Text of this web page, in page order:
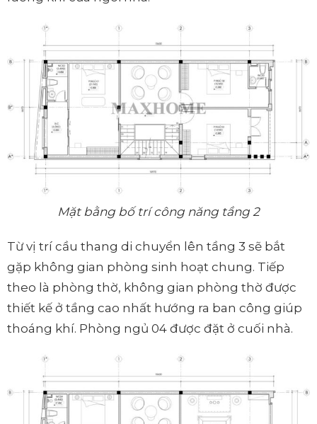
Mặt bằng bố trí công năng tầng 2
Từ vị trí cầu thang di chuyển lên tầng 3 sẽ bắt
gặp không gian phòng sinh hoạt chung. Tiếp
theo là phòng thờ, không gian phòng thờ được
thiết kế ở tầng cao nhất hướng ra ban công giúp
thoáng khí. Phòng ngủ 04 được đặt ở cuối nhà.